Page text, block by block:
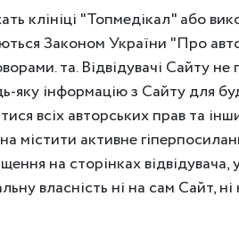
клініці "Топмедікал" або
Законом України "Про
та. Відвідувачі Сайту
яку інформацію з Сайту для
всіх авторських прав та
містити активне
на сторінках
власність ні на сам Сайт,